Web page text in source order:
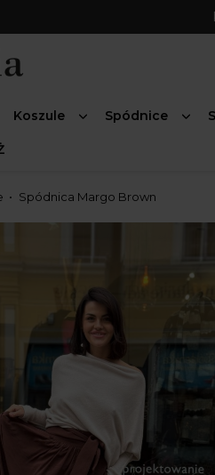
Koszule Spódnice
Spódnica Margo Brown